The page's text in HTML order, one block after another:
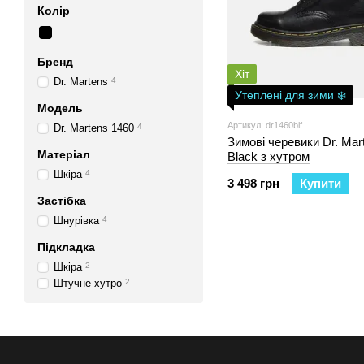
Хіт
Утеплені для зими ❄️
Артикул: dr1460blf
Зимові черевики Dr.
Black з хутром
3 498 грн
Купити
Колір
Бренд
Dr. Martens 4
Модель
Dr. Martens 1460 4
Матеріал
Шкіра 4
Застібка
Шнурівка 4
Підкладка
Шкіра 2
Штучне хутро 2